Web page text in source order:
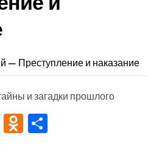
— Преступление и наказание
и загадки прошлого
VK Odnoklassniki